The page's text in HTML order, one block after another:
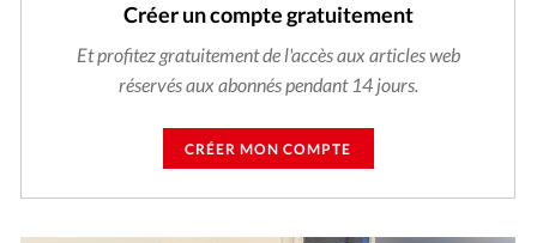
Créer un compte gratuitement
Et profitez gratuitement de l'accès aux articles web
réservés aux abonnés pendant 14 jours.
CRÉER MON COMPTE